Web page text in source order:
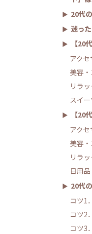
20代
迷っ
【20
アク
美容
リラ
スイ
【20
アク
美容
リラ
日用
20代
コツ1
コツ2
コツ3